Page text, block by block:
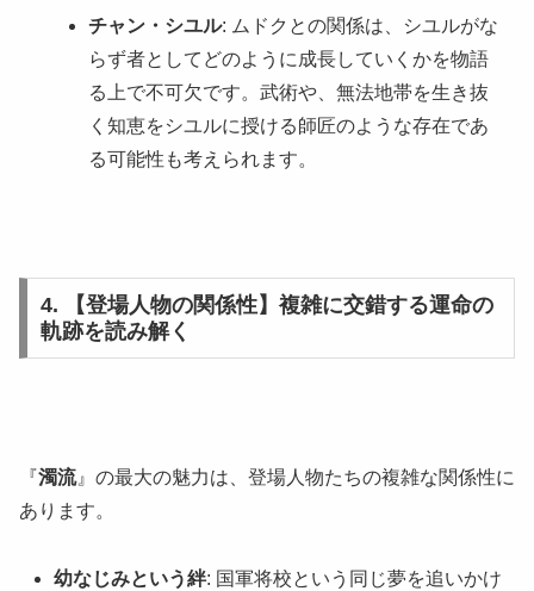
チャン・シユル: ムドクとの関係は、シユルがな
らず者としてどのように成長していくかを物語
る上で不可欠です。武術や、無法地帯を生き抜
く知恵をシユルに授ける師匠のような存在であ
る可能性も考えられます。
4. 【登場人物の関係性】複雑に交錯する運命の
軌跡を読み解く
『濁流』の最大の魅力は、登場人物たちの複雑な関係性に
あります。
幼なじみという絆: 国軍将校という同じ夢を追いかけ